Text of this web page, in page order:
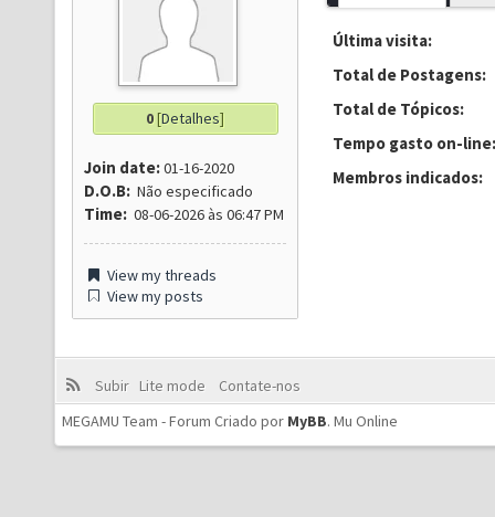
0[Detalhes]
Join date:01-16-2020
D.O.B: Não especificado
Time: 08-06-2026 às 06:47 PM
View my threads
View my posts
Última visita:
Total de Postagens:
Total de Tópicos:
Tempo gasto on-line:
Membros indicados:
Subir Lite mode
Contate-nos
MEGAMU Team - Forum Criado por MyBB. Mu Online